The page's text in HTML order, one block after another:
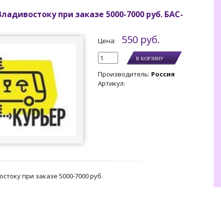
при заказе 5000-7000 руб. БАС-
Цена: 550 руб.
Производитель: Россия
Артикул:
при заказе 5000-7000 руб.